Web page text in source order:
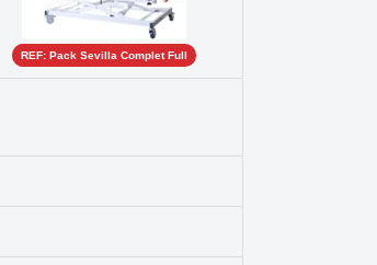
REF: Pack Sevilla Complet Full